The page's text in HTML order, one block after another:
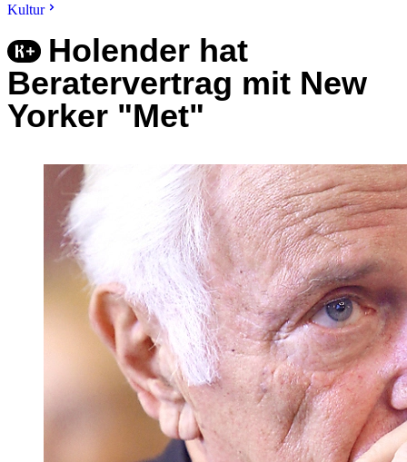
Kultur
Holender hat
Beratervertrag mit New
Yorker "Met"